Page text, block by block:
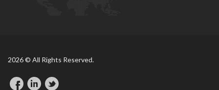
2026 © All Rights Reserved.